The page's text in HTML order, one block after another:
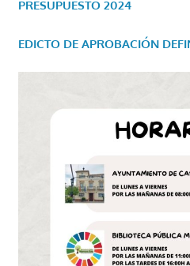
PRESUPUESTO 2024
EDICTO DE APROBACIÓN